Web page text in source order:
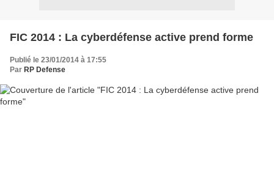
FIC 2014 : La cyberdéfense active prend forme
Publié le 23/01/2014 à 17:55
Par RP Defense